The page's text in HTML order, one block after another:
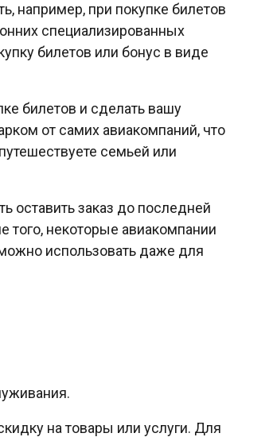
например, при покупке билетов
специализированных
билетов или бонус в виде
билетов и сделать вашу
от самих авиакомпаний, что
семьей или
заказ до последней
некоторые авиакомпании
использовать даже для
на товары или услуги. Для